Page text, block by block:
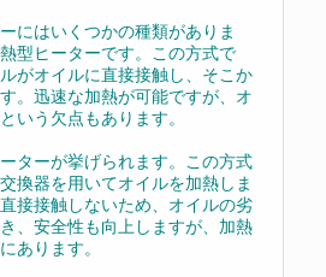
にはいくつかの種類がありま
型ヒーターです。この方式で
がオイルに直接接触し、そこか
。迅速な加熱が可能ですが、オ
いう欠点もあります。
ターが挙げられます。この方式
換器を用いてオイルを加熱しま
接接触しないため、オイルの劣
、安全性も向上しますが、加熱
あります。